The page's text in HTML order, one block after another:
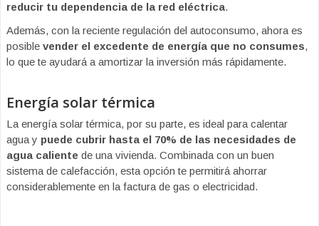
reducir tu dependencia de la red eléctrica.
Además, con la reciente regulación del autoconsumo, ahora es
posible vender el excedente de energía que no consumes,
lo que te ayudará a amortizar la inversión más rápidamente.
Energía solar térmica
La energía solar térmica, por su parte, es ideal para calentar
agua y puede cubrir hasta el 70% de las necesidades de
agua caliente de una vivienda. Combinada con un buen
sistema de calefacción, esta opción te permitirá ahorrar
considerablemente en la factura de gas o electricidad.